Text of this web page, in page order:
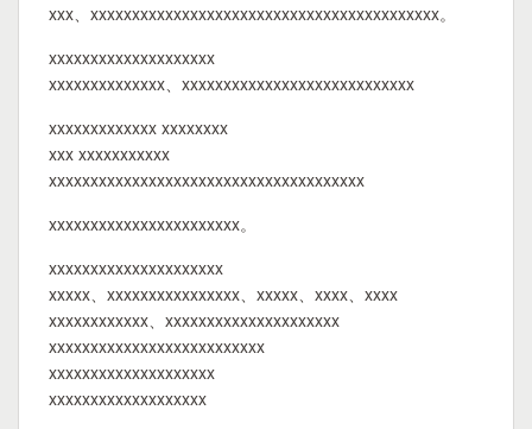
xxx、xxxxxxxxxxxxxxxxxxxxxxxxxxxxxxxxxxxxxxxxxx。
xxxxxxxxxxxxxxxxxxxx
xxxxxxxxxxxxxx、xxxxxxxxxxxxxxxxxxxxxxxxxxxx
xxxxxxxxxxxxx xxxxxxxx
xxx xxxxxxxxxxx
xxxxxxxxxxxxxxxxxxxxxxxxxxxxxxxxxxxxxx
xxxxxxxxxxxxxxxxxxxxxxx。
xxxxxxxxxxxxxxxxxxxxx
xxxxx、xxxxxxxxxxxxxxxx、xxxxx、xxxx、xxxx
xxxxxxxxxxxx、xxxxxxxxxxxxxxxxxxxxx
xxxxxxxxxxxxxxxxxxxxxxxxxx
xxxxxxxxxxxxxxxxxxxx
xxxxxxxxxxxxxxxxxxx